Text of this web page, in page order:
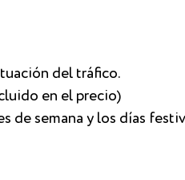
del tráfico.
en el precio)
de semana y los días